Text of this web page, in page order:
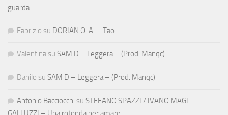
guarda
Fabrizio su DORIAN O. A. – Tao
Valentina su SAM D – Leggera – (Prod. Manqc)
Danilo su SAM D – Leggera – (Prod. Manqc)
Antonio Bacciocchi su STEFANO SPAZZI / IVANO MAGI